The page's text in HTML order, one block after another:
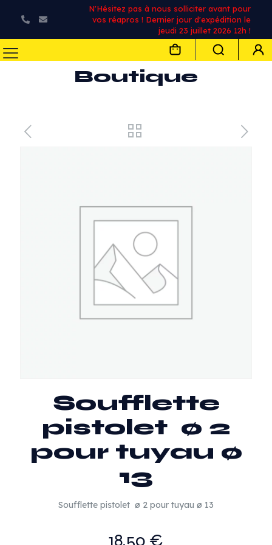
N'Hésitez pas à nous solliciter avant pour
vos réapros ! Dernier jour d'expédition le
jeudi 23 juillet 2026 12h !
Boutique
Soufflette
pistolet ø 2
pour tuyau ø
13
Soufflette pistolet ø 2 pour tuyau ø 13
18,50€